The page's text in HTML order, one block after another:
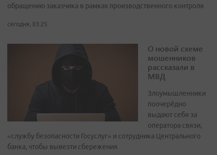
обращению заказчика в рамках производственного контроля
сегодня, 03:25
О новой схеме
мошенников
рассказали в
МВД
Злоумышленники
поочерёдно
выдают себя за
оператора связи,
«службу безопасности Госуслуг» и сотрудника Центрального
банка, чтобы вывезти сбережения